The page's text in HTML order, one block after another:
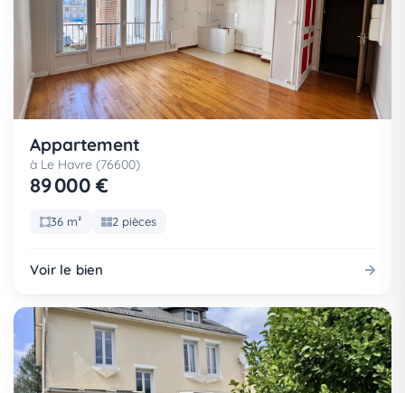
Appartement
à Le Havre (76600)
89 000 €
36 m² 2 pièces
Voir le bien